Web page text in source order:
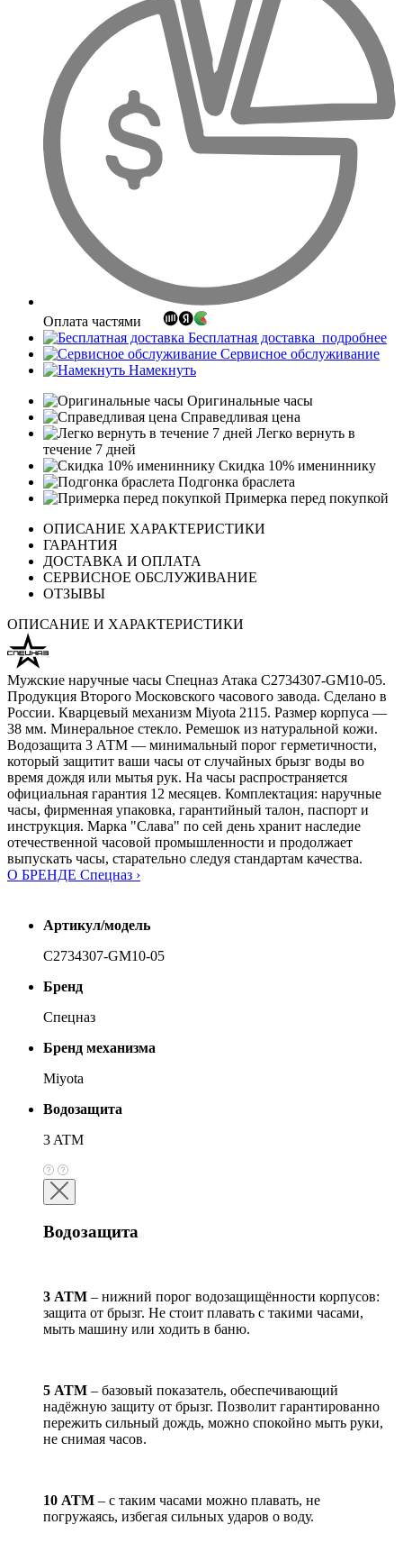
Оплата частями
Бесплатная доставка подробнее
Сервисное обслуживание
Намекнуть
Оригинальные часы
Справедливая цена
Легко вернуть в
течение 7 дней
Скидка 10% имениннику
Подгонка браслета
Примерка перед покупкой
ОПИСАНИЕ ХАРАКТЕРИСТИКИ
ГАРАНТИЯ
ДОСТАВКА И ОПЛАТА
СЕРВИСНОЕ ОБСЛУЖИВАНИЕ
ОТЗЫВЫ
ОПИСАНИЕ И ХАРАКТЕРИСТИКИ
Мужские наручные часы Спецназ Атака С2734307-GM10-05.
Продукция Второго Московского часового завода. Сделано в
России. Кварцевый механизм Miyota 2115. Размер корпуса —
38 мм. Минеральное стекло. Ремешок из натуральной кожи.
Водозащита 3 АТМ — минимальный порог герметичности,
который защитит ваши часы от случайных брызг воды во
время дождя или мытья рук. На часы распространяется
официальная гарантия 12 месяцев. Комплектация: наручные
часы, фирменная упаковка, гарантийный талон, паспорт и
инструкция. Марка "Слава" по сей день хранит наследие
отечественной часовой промышленности и продолжает
выпускать часы, старательно следуя стандартам качества.
О БРЕНДЕ Спецназ ›
Артикул/модель
С2734307-GM10-05
Бренд
Спецназ
Бренд механизма
Miyota
Водозащита
3 ATM
Водозащита
3 АТМ – нижний порог водозащищённости корпусов:
защита от брызг. Не стоит плавать с такими часами,
мыть машину или ходить в баню.
5 АТМ – базовый показатель, обеспечивающий
надёжную защиту от брызг. Позволит гарантированно
пережить сильный дождь, можно спокойно мыть руки,
не снимая часов.
10 АТМ – с таким часами можно плавать, не
погружаясь, избегая сильных ударов о воду.